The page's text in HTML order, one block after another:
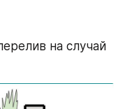
на случай